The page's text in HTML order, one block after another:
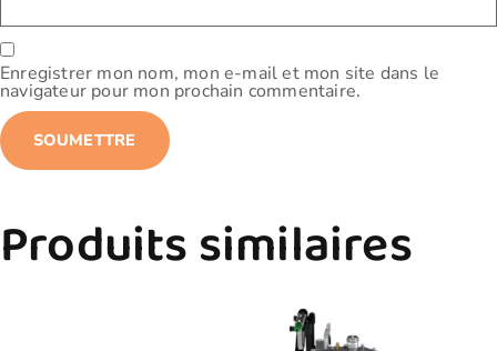
Enregistrer mon nom, mon e-mail et mon site dans le
navigateur pour mon prochain commentaire.
Produits similaires